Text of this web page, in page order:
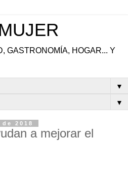
GASTRONOMÍA, HOGAR... Y
▼
▼
2018
a mejorar el